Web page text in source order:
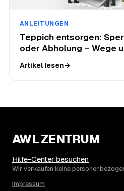
ANLEITUNGEN
Teppich entsorgen:
oder Abholung – Wege
Artikel lesen→
AWL ZENTRUM
Hilfe-Center besuchen
Wir verkaufen keine
Impressum